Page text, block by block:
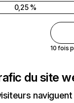
0,25 %
10 fois
du site